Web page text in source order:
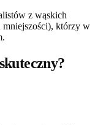
z wąskich
mniejszości), którzy w